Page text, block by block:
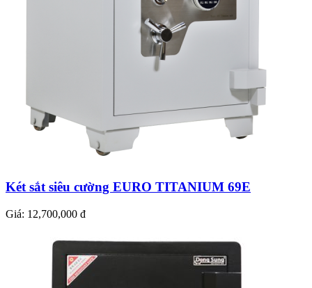
Két sắt siêu cường EURO TITANIUM 69E
Giá: 12,700,000 đ